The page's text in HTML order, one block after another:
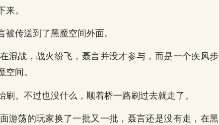
。
传送到了黑魔空间外面。
混战，战火纷飞，聂言并没才参与，而是一个疾风步
间。
。不过也没什么，顺着桥一路刷过去就走了。
游荡的玩家换了一批又一批，聂言还是没有走，在黑